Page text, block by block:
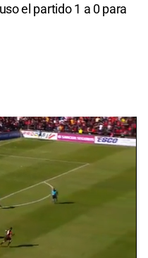
el partido 1 a 0 para